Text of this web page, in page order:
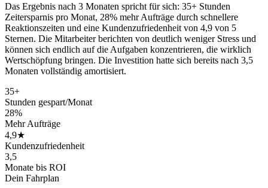
Das Ergebnis nach 3 Monaten spricht für sich: 35+ Stunden
Zeitersparnis pro Monat, 28% mehr Aufträge durch schnellere
Reaktionszeiten und eine Kundenzufriedenheit von 4,9 von 5
Sternen. Die Mitarbeiter berichten von deutlich weniger Stress und
können sich endlich auf die Aufgaben konzentrieren, die wirklich
Wertschöpfung bringen. Die Investition hatte sich bereits nach 3,5
Monaten vollständig amortisiert.
35+
Stunden gespart/Monat
28%
Mehr Aufträge
4,9★
Kundenzufriedenheit
3,5
Monate bis ROI
Dein Fahrplan